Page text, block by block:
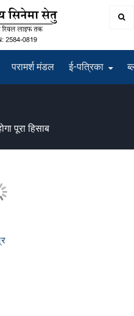
परामर्श मंडल ई-पत्रिका
पूरा हिसाब